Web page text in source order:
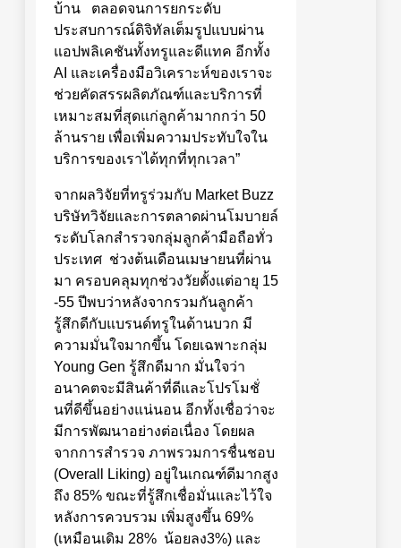
บ้าน ตลอดจนการยกระดับ
ประสบการณ์ดิจิทัลเต็มรูปแบบผ่าน
แอปพลิเคชันทั้งทรูและดีแทค อีกทั้ง
AI และเครื่องมือวิเคราะห์ของเราจะ
ช่วยคัดสรรผลิตภัณฑ์และบริการที่
เหมาะสมที่สุดแก่ลูกค้ามากกว่า 50
ล้านราย เพื่อเพิ่มความประทับใจใน
บริการของเราได้ทุกที่ทุกเวลา”
จากผลวิจัยที่ทรูร่วมกับ Market Buzz
บริษัทวิจัยและการตลาดผ่านโมบายล์
ระดับโลกสำรวจกลุ่มลูกค้ามือถือทั่ว
ประเทศ ช่วงต้นเดือนเมษายนที่ผ่าน
มา ครอบคลุมทุกช่วงวัยตั้งแต่อายุ 15
-55 ปีพบว่าหลังจากรวมกันลูกค้า
รู้สึกดีกับแบรนด์ทรูในด้านบวก มี
ความมั่นใจมากขึ้น โดยเฉพาะกลุ่ม
Young Gen รู้สึกดีมาก มั่นใจว่า
อนาคตจะมีสินค้าที่ดีและโปรโมชั่
นที่ดีขึ้นอย่างแน่นอน อีกทั้งเชื่อว่าจะ
มีการพัฒนาอย่างต่อเนื่อง โดยผล
จากการสำรวจ ภาพรวมการชื่นชอบ
(Overall Liking) อยู่ในเกณฑ์ดีมากสูง
ถึง 85% ขณะที่รู้สึกเชื่อมั่นและไว้ใจ
หลังการควบรวม เพิ่มสูงขึ้น 69%
(เหมือนเดิม 28% น้อยลง3%) และ